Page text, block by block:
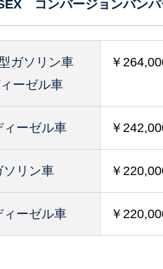
コンバージョンバンパ
ガソリン車
ーゼル車
￥
ィーゼル車 ￥
ソリン車 ￥
ィーゼル車 ￥